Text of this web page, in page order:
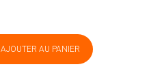
AJOUTER AU PANIER